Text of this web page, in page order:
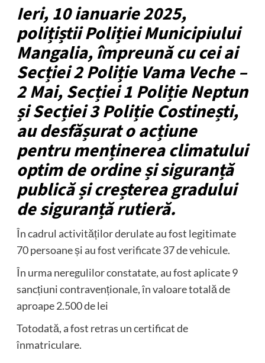
Ieri, 10 ianuarie 2025,
polițiștii Poliției Municipiului
Mangalia, împreună cu cei ai
Secției 2 Poliție Vama Veche –
2 Mai, Secției 1 Poliție Neptun
și Secției 3 Poliție Costinești,
au desfășurat o acțiune
pentru menținerea climatului
optim de ordine și siguranță
publică și creșterea gradului
de siguranță rutieră.
În cadrul activităților derulate au fost legitimate
70 persoane și au fost verificate 37 de vehicule.
În urma neregulilor constatate, au fost aplicate 9
sancțiuni contravenționale, în valoare totală de
aproape 2.500 de lei
Totodată, a fost retras un certificat de
înmatriculare.